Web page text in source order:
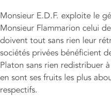
Monsieur E.D.F. exploite le
Monsieur Flammarion celui
doivent tout sans rien leur
sociétés privées bénéficient
Platon sans rien redistribuer
en sont ses fruits les plus
respectifs.